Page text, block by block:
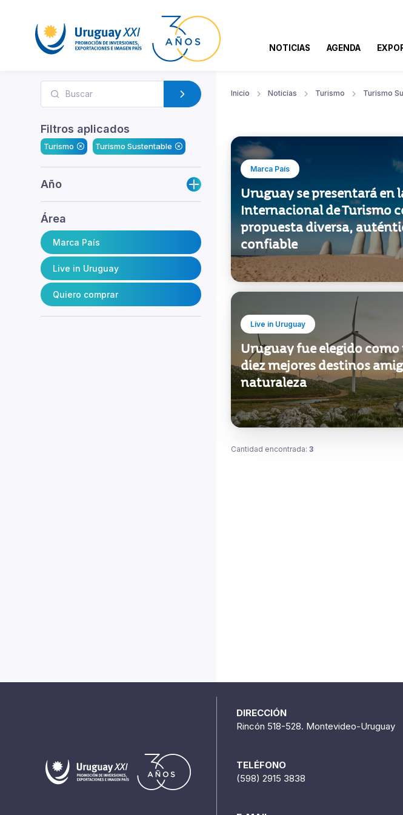
NOTICIAS AGENDA
Filtros aplicados
Turismo Turismo Sustentable
Año
Área
Marca País
Live in Uruguay
Quiero comprar
Inicio Noticias Turismo Turismo
Marca País
Uruguay se presentará en
Internacional de Turismo
propuesta diversa,
confiable
Live in Uruguay
Uruguay fue elegido como
diez mejores destinos
naturaleza
Cantidad encontrada: 3
DIRECCIÓN
Rincón 518-528. Montevideo-Uruguay
TELÉFONO
(598) 2915 3838